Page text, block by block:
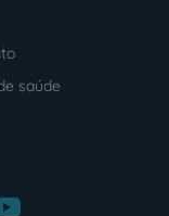
saúde